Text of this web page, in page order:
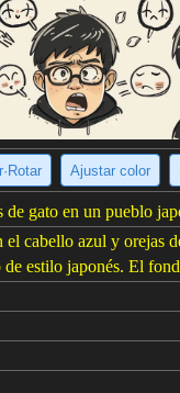
Ajustar color
gato en un pueblo
cabello azul y orejas
estilo japonés. El